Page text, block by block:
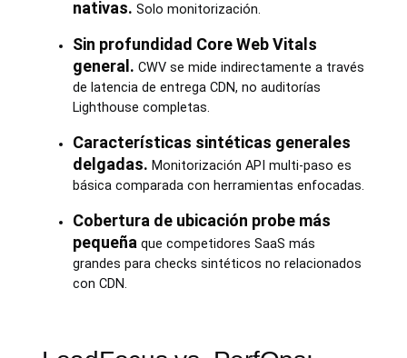
nativas. Solo monitorización.
Sin profundidad Core Web Vitals
general. CWV se mide indirectamente a través
de latencia de entrega CDN, no auditorías
Lighthouse completas.
Características sintéticas generales
delgadas. Monitorización API multi-paso es
básica comparada con herramientas enfocadas.
Cobertura de ubicación probe más
pequeñaque competidores SaaS más
grandes para checks sintéticos no relacionados
con CDN.